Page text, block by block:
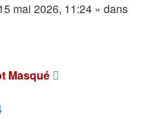
mai 2026, 11:24 » dans
Masqué